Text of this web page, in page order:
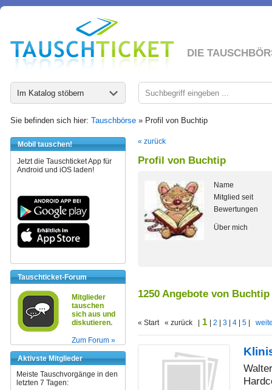
DIE
Im Katalog stöbern
Sie befinden sich hier: Tauschbörse » Profil von Buchtip
Mobil tauschen!
Jetzt die Tauschticket App für
Android und iOS laden!
Tauschticket-Forum
Mitglieder
tauschen
sich aus und
diskutieren.
Zum Forum »
Aktivste Mitglieder
Meiste Tauschvorgänge in den
letzten 7 Tagen:
« zurück
Profil von Buchtip
Name
Mitglied seit
Bewertungen
Über mich
1250 Angebote von Buchtip
« Start « zurück | 1 2 3 4 5